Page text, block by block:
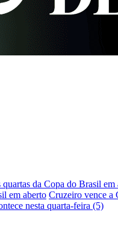
da Copa do Brasil em
em aberto Cruzeiro vence a
nesta quarta-feira (5)